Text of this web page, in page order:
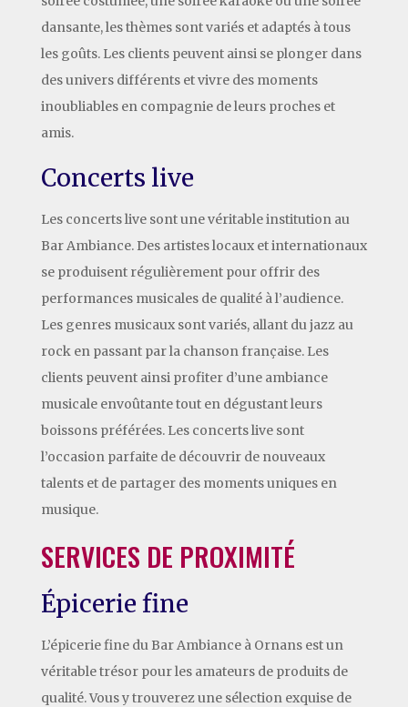
dansante, les thèmes sont variés et adaptés à tous
les goûts. Les clients peuvent ainsi se plonger dans
des univers différents et vivre des moments
inoubliables en compagnie de leurs proches et
amis.
Concerts live
Les concerts live sont une véritable institution au
Bar Ambiance. Des artistes locaux et internationaux
se produisent régulièrement pour offrir des
performances musicales de qualité à l’audience.
Les genres musicaux sont variés, allant du jazz au
rock en passant par la chanson française. Les
clients peuvent ainsi profiter d’une ambiance
musicale envoûtante tout en dégustant leurs
boissons préférées. Les concerts live sont
l’occasion parfaite de découvrir de nouveaux
talents et de partager des moments uniques en
musique.
SERVICES DE PROXIMITÉ
Épicerie fine
L’épicerie fine du Bar Ambiance à Ornans est un
véritable trésor pour les amateurs de produits de
qualité. Vous y trouverez une sélection exquise de